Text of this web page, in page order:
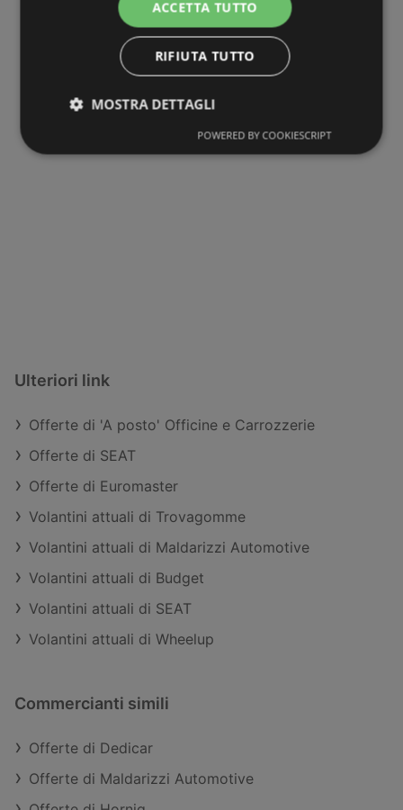
Ulteriori link
Offerte di 'A posto' Officine e Carrozzerie
Offerte di SEAT
Offerte di Euromaster
Volantini attuali di Trovagomme
Volantini attuali di Maldarizzi Automotive
Volantini attuali di Budget
Volantini attuali di SEAT
Volantini attuali di Wheelup
Commercianti simili
Offerte di Dedicar
Offerte di Maldarizzi Automotive
ACCETTA TUTTO
RIFIUTA TUTTO
MOSTRA DETTAGLI
POWERED BY COOKIESCRIPT